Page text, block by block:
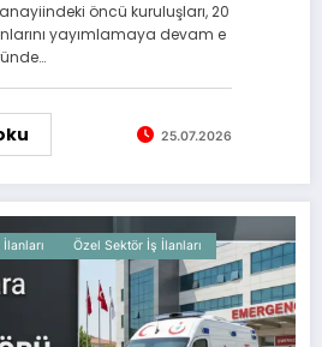
öncü kuruluşları, 20
yayımlamaya devam e
25.07.2026
İlanları Özel Sektör İş İlanları